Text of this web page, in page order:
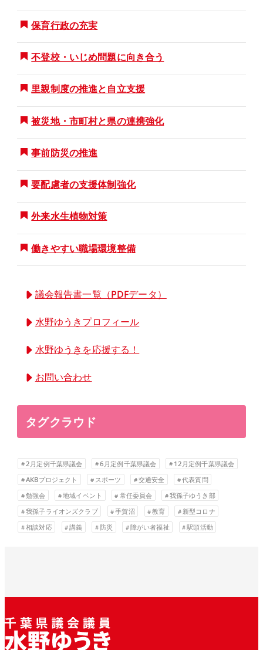
保育行政の充実
不登校・いじめ問題に向き合う
里親制度の推進と自立支援
被災地・市町村と県の連携強化
事前防災の推進
要配慮者の支援体制強化
外来水生植物対策
働きやすい職場環境整備
議会報告書一覧（PDFデータ）
水野ゆうきプロフィール
水野ゆうきを応援する！
お問い合わせ
タグクラウド
2月定例千葉県議会 6月定例千葉県議会
12月定例千葉県議会
AKBプロジェクト
スポーツ 交通安全
代表質問
勉強会
地域イベント 常任委員会
我孫子ゆうき部
我孫子ライオンズクラブ
手賀沼 教育
新型コロナ
相談対応
講義 防災 障がい者福祉 駅頭活動